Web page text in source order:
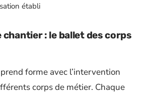
établi
: le ballet des corps
forme avec l’intervention
corps de métier. Chaque